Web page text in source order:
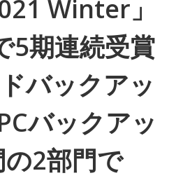
Winter」
5期連続受賞
バックアッ
バックアッ
2部門で